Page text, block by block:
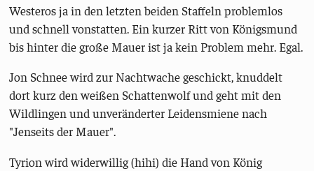
Westeros ja in den letzten beiden Staffeln problemlos
und schnell vonstatten. Ein kurzer Ritt von Königsmund
bis hinter die große Mauer ist ja kein Problem mehr. Egal.
Jon Schnee wird zur Nachtwache geschickt, knuddelt
dort kurz den weißen Schattenwolf und geht mit den
Wildlingen und unveränderter Leidensmiene nach
"Jenseits der Mauer".
Tyrion wird widerwillig (hihi) die Hand von König